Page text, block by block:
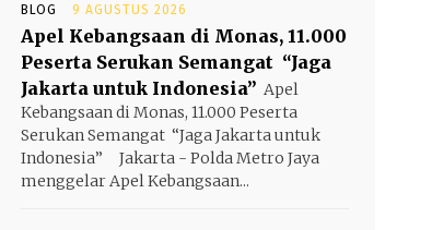
BLOG 9 AGUSTUS 2026
Apel Kebangsaan di Monas, 11.000
Peserta Serukan Semangat “Jaga
Jakarta untuk Indonesia” Apel
Kebangsaan di Monas, 11.000 Peserta
Serukan Semangat “Jaga Jakarta untuk
Indonesia” Jakarta - Polda Metro Jaya
menggelar Apel Kebangsaan...